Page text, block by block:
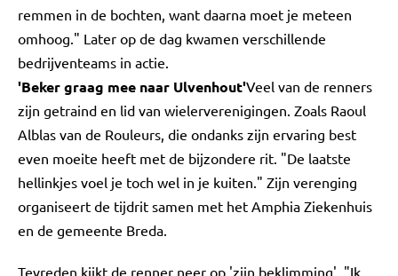
remmen in de bochten, want daarna moet je meteen
omhoog." Later op de dag kwamen verschillende
bedrijventeams in actie.
'Beker graag mee naar Ulvenhout'Veel van de renners
zijn getraind en lid van wielerverenigingen. Zoals Raoul
Alblas van de Rouleurs, die ondanks zijn ervaring best
even moeite heeft met de bijzondere rit. "De laatste
hellinkjes voel je toch wel in je kuiten." Zijn verenging
organiseert de tijdrit samen met het Amphia Ziekenhuis
en de gemeente Breda.
Tevreden kijkt de renner neer op 'zijn beklimming'. "Ik